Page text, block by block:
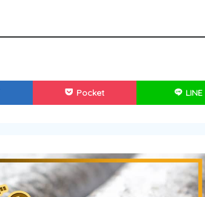
Pocket LINE